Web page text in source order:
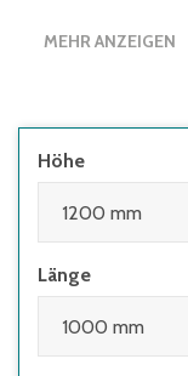
MEHR ANZEIGEN
Höhe
Länge